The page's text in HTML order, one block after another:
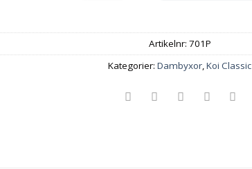
Artikelnr: 701P
Kategorier:Dambyxor,Koi Classic